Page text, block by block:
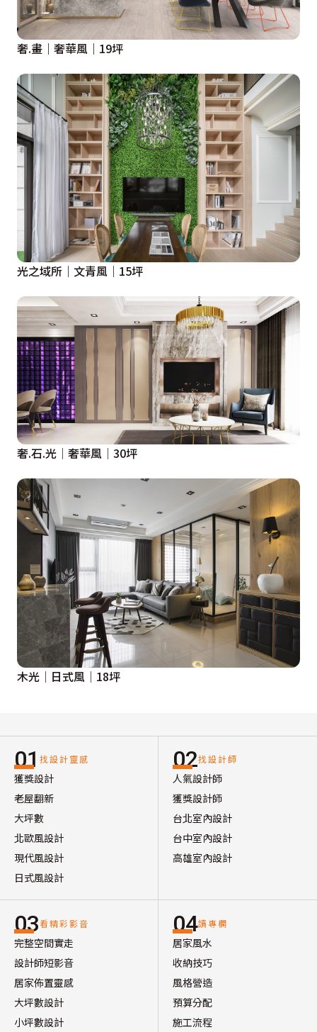
奢.畫｜奢華風｜19坪
光之域所｜文青風｜15坪
奢.石.光│奢華風│30坪
木光│日式風│18坪
01 找設計靈感
獲獎設計
老屋翻新
大坪數
北歐風設計
現代風設計
日式風設計
02找設計師
人氣設計師
獲獎設計師
台北室內設計
台中室內設計
高雄室內設計
03看精彩影音
完整空間實走
設計師短影音
居家佈置靈感
大坪數設計
小坪數設計
04讀專欄
居家風水
收納技巧
風格營造
預算分配
施工流程